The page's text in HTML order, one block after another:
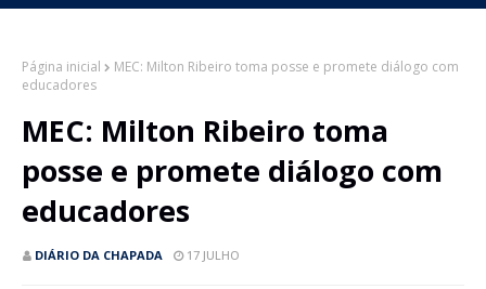
Página inicial
MEC: Milton Ribeiro toma posse e promete diálogo com
educadores
MEC: Milton Ribeiro toma
posse e promete diálogo com
educadores
DIÁRIO DA CHAPADA 17 JULHO